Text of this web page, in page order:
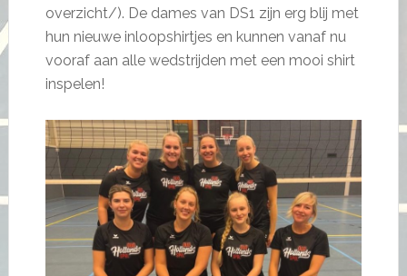
overzicht/). De dames van DS1 zijn erg blij met
hun nieuwe inloopshirtjes en kunnen vanaf nu
vooraf aan alle wedstrijden met een mooi shirt
inspelen!